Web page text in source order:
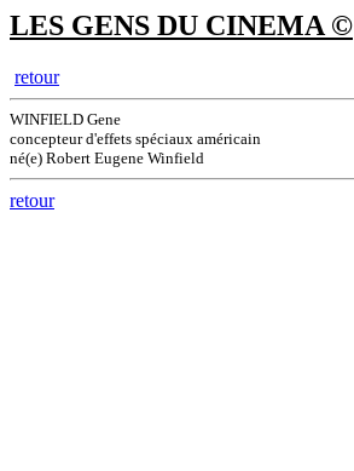
LES GENS DU CINEMA ©
retour
WINFIELD Gene
concepteur d'effets spéciaux américain
né(e) Robert Eugene Winfield
retour